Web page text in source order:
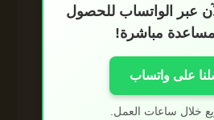
عبر الواتساب للحصول
مباشرة!
على واتساب
خلال ساعات العمل.